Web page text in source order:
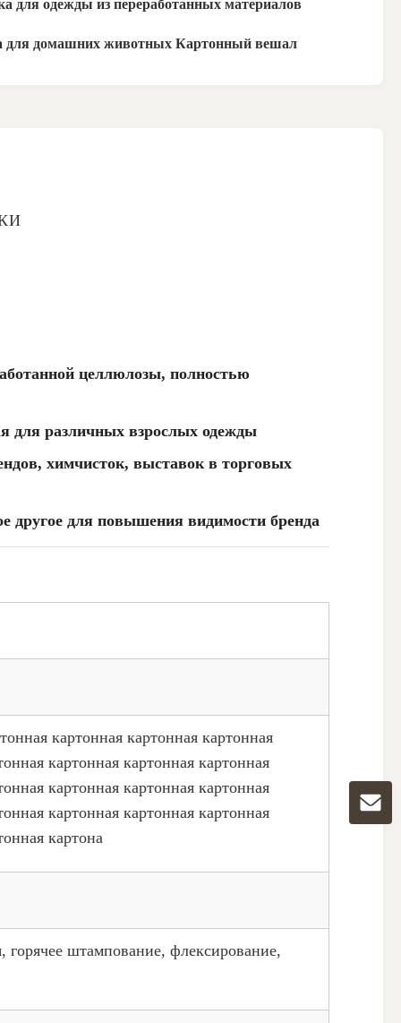
для одежды из переработанных материалов
для домашних животных Картонный вешал
целлюлозы, полностью
для различных взрослых одежды
химчисток, выставок в торговых
другое для повышения видимости бренда
картонная картонная картонная
картонная картонная картонная
картонная картонная картонная
картонная картонная картонная
картона
штампование, флексирование,